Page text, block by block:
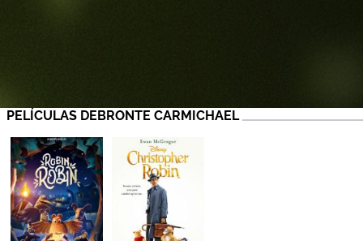
PELÍCULAS DEBRONTE CARMICHAEL